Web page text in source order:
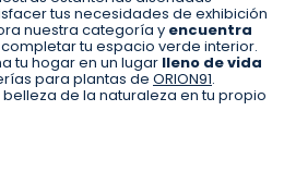
tus necesidades de exhibición
nuestra categoría y encuentra
tu espacio verde interior.
tu hogar en un lugar lleno de vida
para plantas de ORION91.
belleza de la naturaleza en tu propio